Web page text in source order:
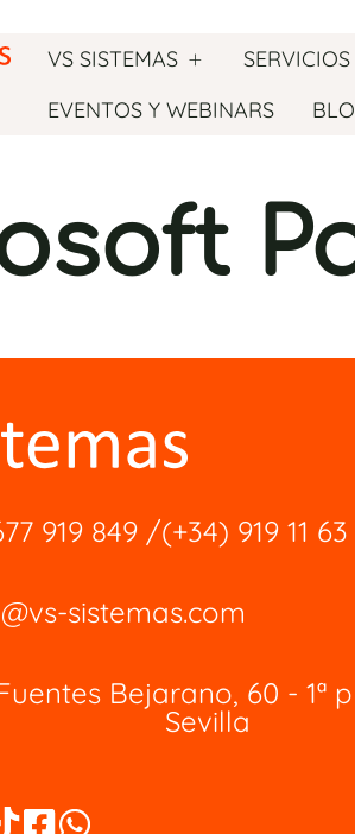
VS SISTEMAS SERVICIOS
EVENTOS Y WEBINARS
919 849 /(+34) 919 11
sistemas.com
Bejarano, 60 - 1ª
Sevilla